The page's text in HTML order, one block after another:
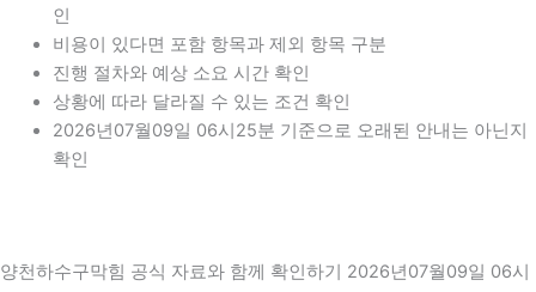
인
비용이 있다면 포함 항목과 제외 항목 구분
진행 절차와 예상 소요 시간 확인
상황에 따라 달라질 수 있는 조건 확인
2026년07월09일 06시25분 기준으로 오래된 안내는 아닌지
확인
양천하수구막힘 공식 자료와 함께 확인하기 2026년07월09일 06시